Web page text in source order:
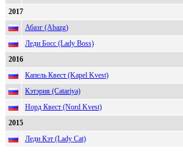
2017
Абазг (Abazg)
Леди Босс (Lady Boss)
2016
Капель Квест (Kapel Kvest)
Кэтэрия (Catariya)
Норд Квест (Nord Kvest)
2015
Леди Кэт (Lady Cat)